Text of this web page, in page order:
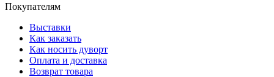
Покупателям
Выставки
Как заказать
Как носить дуворт
Оплата и доставка
Возврат товара